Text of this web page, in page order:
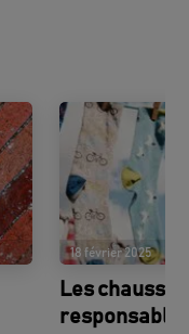
18 février 2025
Les